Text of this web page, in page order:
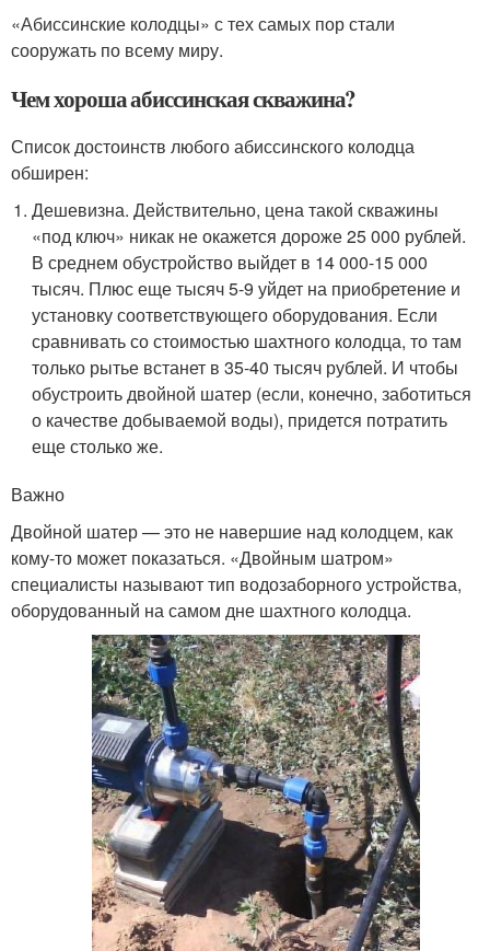
«Абиссинские колодцы» с тех самых пор стали
сооружать по всему миру.
Чем хороша абиссинская скважина?
Список достоинств любого абиссинского колодца
обширен:
Дешевизна. Действительно, цена такой скважины
«под ключ» никак не окажется дороже 25 000 рублей.
В среднем обустройство выйдет в 14 000-15 000
тысяч. Плюс еще тысяч 5-9 уйдет на приобретение и
установку соответствующего оборудования. Если
сравнивать со стоимостью шахтного колодца, то там
только рытье встанет в 35-40 тысяч рублей. И чтобы
обустроить двойной шатер (если, конечно, заботиться
о качестве добываемой воды), придется потратить
еще столько же.
Важно
Двойной шатер — это не навершие над колодцем, как
кому-то может показаться. «Двойным шатром»
специалисты называют тип водозаборного устройства,
оборудованный на самом дне шахтного колодца.